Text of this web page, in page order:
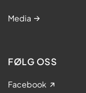
Media
FØLG OSS
Facebook